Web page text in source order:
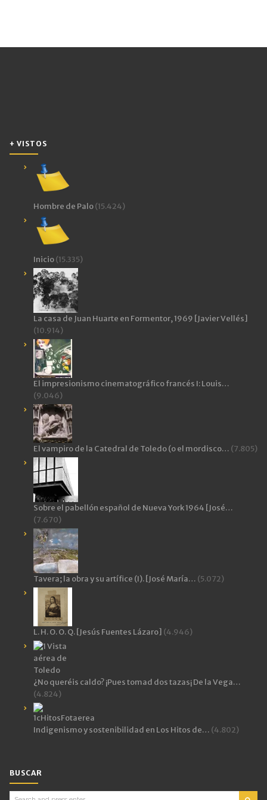
+ VISTOS
Hombre de Palo(15.424)
Inicio(15.335)
La casa de Juan Huarte en Formentor, 1969 [Javier Vellés]
(10.914)
El impresionismo cinematográfico francés I: Louis…
(9.046)
El vampiro de la Catedral de Toledo (o el mordisco… (7.805)
Sobre el pabellón español de Nueva York 1964 [José…
(7.670)
Tavera; la obra y su artífice (I). [José María… (5.072)
L. H. O. O. Q. [Jesús Fuentes Lázaro] (4.946)
¿No queréis caldo? ¡Pues tomad dos tazas¡ De la Vega…
(4.824)
Indigenismo y sostenibilidad en Los Hitos de… (4.802)
BUSCAR
Search